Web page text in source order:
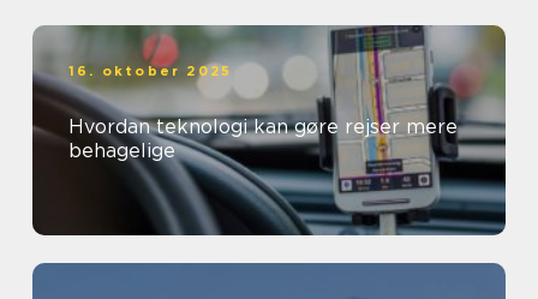
16. oktober 2025
Hvordan teknologi kan gøre rejser mere
behagelige